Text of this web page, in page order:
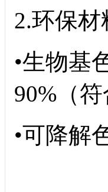
2.环保材
•生物基
90%（
•可降解